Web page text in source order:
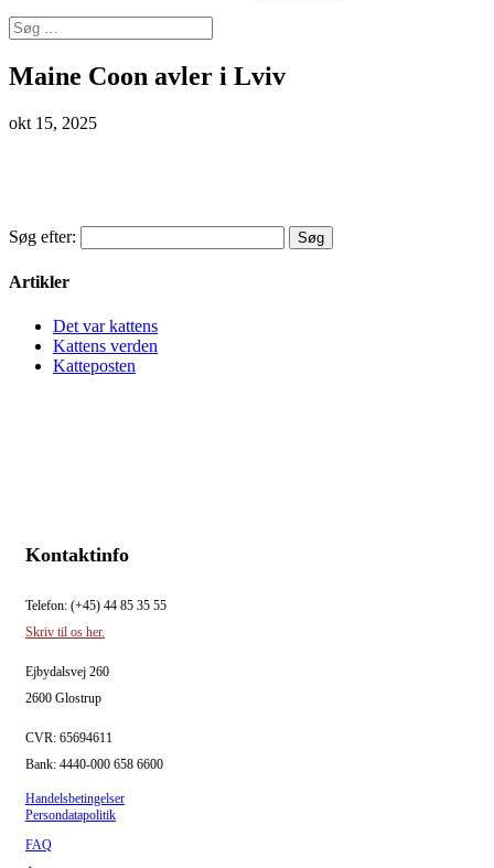
Maine Coon avler i Lviv
okt 15, 2025
Søg efter:
Artikler
Det var kattens
Kattens verden
Katteposten
Kontaktinfo
Telefon: (+45) 44 85 35 55
Skriv til os her.
Ejbydalsvej 260
2600 Glostrup
CVR: 65694611
Bank: 4440-000 658 6600
Handelsbetingelser
Persondatapolitik
FAQ